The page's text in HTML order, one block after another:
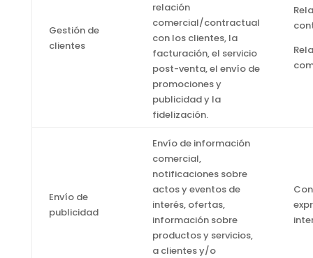
Gestión de
clientes
relación
comercial/contractual
con los clientes, la
facturación, el servicio
post-venta, el envío de
promociones y
publicidad y la
fidelización.
Envío de
publicidad
Envío de información
comercial,
notificaciones sobre
actos y eventos de
interés, ofertas,
información sobre
productos y servicios,
a clientes y/o